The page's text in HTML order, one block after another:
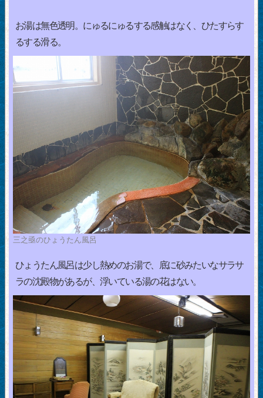
お湯は無色透明。にゅるにゅるする感触はなく、ひたすらす
るする滑る。
三之亟のひょうたん風呂
ひょうたん風呂は少し熱めのお湯で、底に砂みたいなサラサ
ラの沈殿物があるが、浮いている湯の花はない。